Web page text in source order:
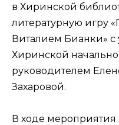
в Хиринской
литературную игру
Виталием Бианки» с
Хиринской
руководителем
Захаровой.
В ходе мероприятия